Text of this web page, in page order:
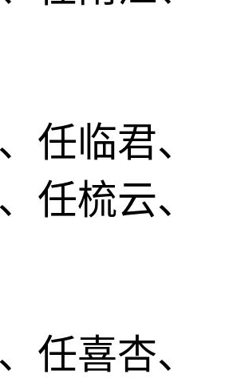
任临君、
任梳云、
任喜杏、